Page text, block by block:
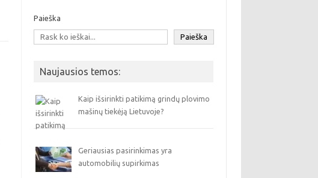
Paieška
Paieška
Naujausios temos:
Kaip išsirinkti patikimą grindų plovimo
mašinų tiekėją Lietuvoje?
Geriausias pasirinkimas yra
automobilių supirkimas